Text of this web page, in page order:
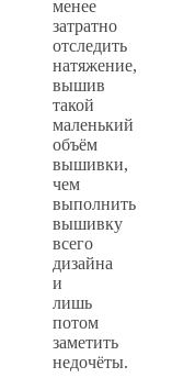
менее
затратно
отследить
натяжение,
вышив
такой
маленький
объём
вышивки,
чем
выполнить
вышивку
всего
дизайна
и
лишь
потом
заметить
недочёты.